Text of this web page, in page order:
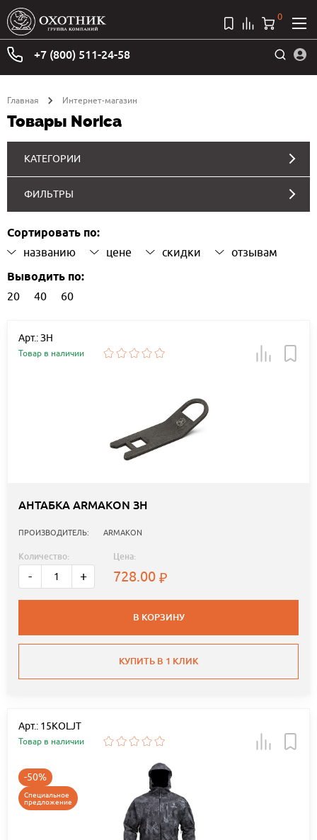
+7 (800) 511-24-58
0
Главная Интернет-магазин
Товары Norica
КАТЕГОРИИ
ФИЛЬТРЫ
Сортировать по:
названию цене скидки отзывам
Выводить по:
20 40 60
Арт.: ЗН
Товар в наличии
АНТАБКА ARMAKON ЗН
ПРОИЗВОДИТЕЛЬ: ARMAKON
Количество:
- +
Цена:
728.00
В КОРЗИНУ
КУПИТЬ В 1 КЛИК
Арт.: 15KOLJT
Товар в наличии
-50%
Специальное
предложение